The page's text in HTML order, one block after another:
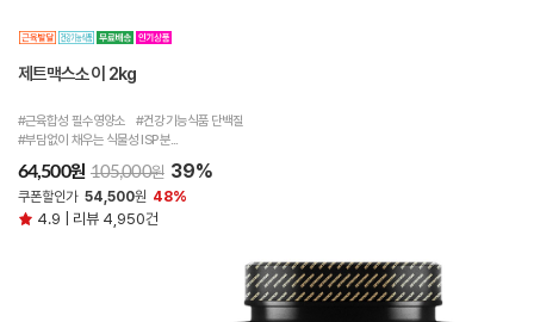
제트맥스소이 2kg
#근육합성 필수영양소 #건강기능식품 단백질
#부담없이 채우는 식물성 ISP 분...
64,500원 105,000원 39%
쿠폰할인가 54,500원 48%
4.9 | 리뷰 4,950건